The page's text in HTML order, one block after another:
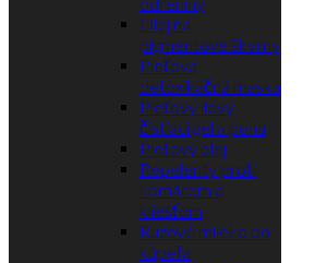
Olej na
pigmentové škvrny
Pleťová
detoxikačná maska
Pleťový ílový
čistiaci gél a pena
Pleťový olej
Repelenty proti
komárom a
kliešťom
Ružové mlieko do
kúpeľa